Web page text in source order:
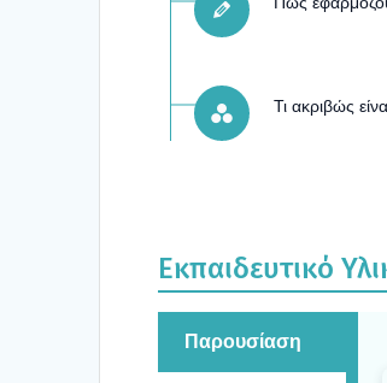
Τι ακρι­βώς
Εκπαι­δευ­τι­κό
Παρου­σί­α­ση